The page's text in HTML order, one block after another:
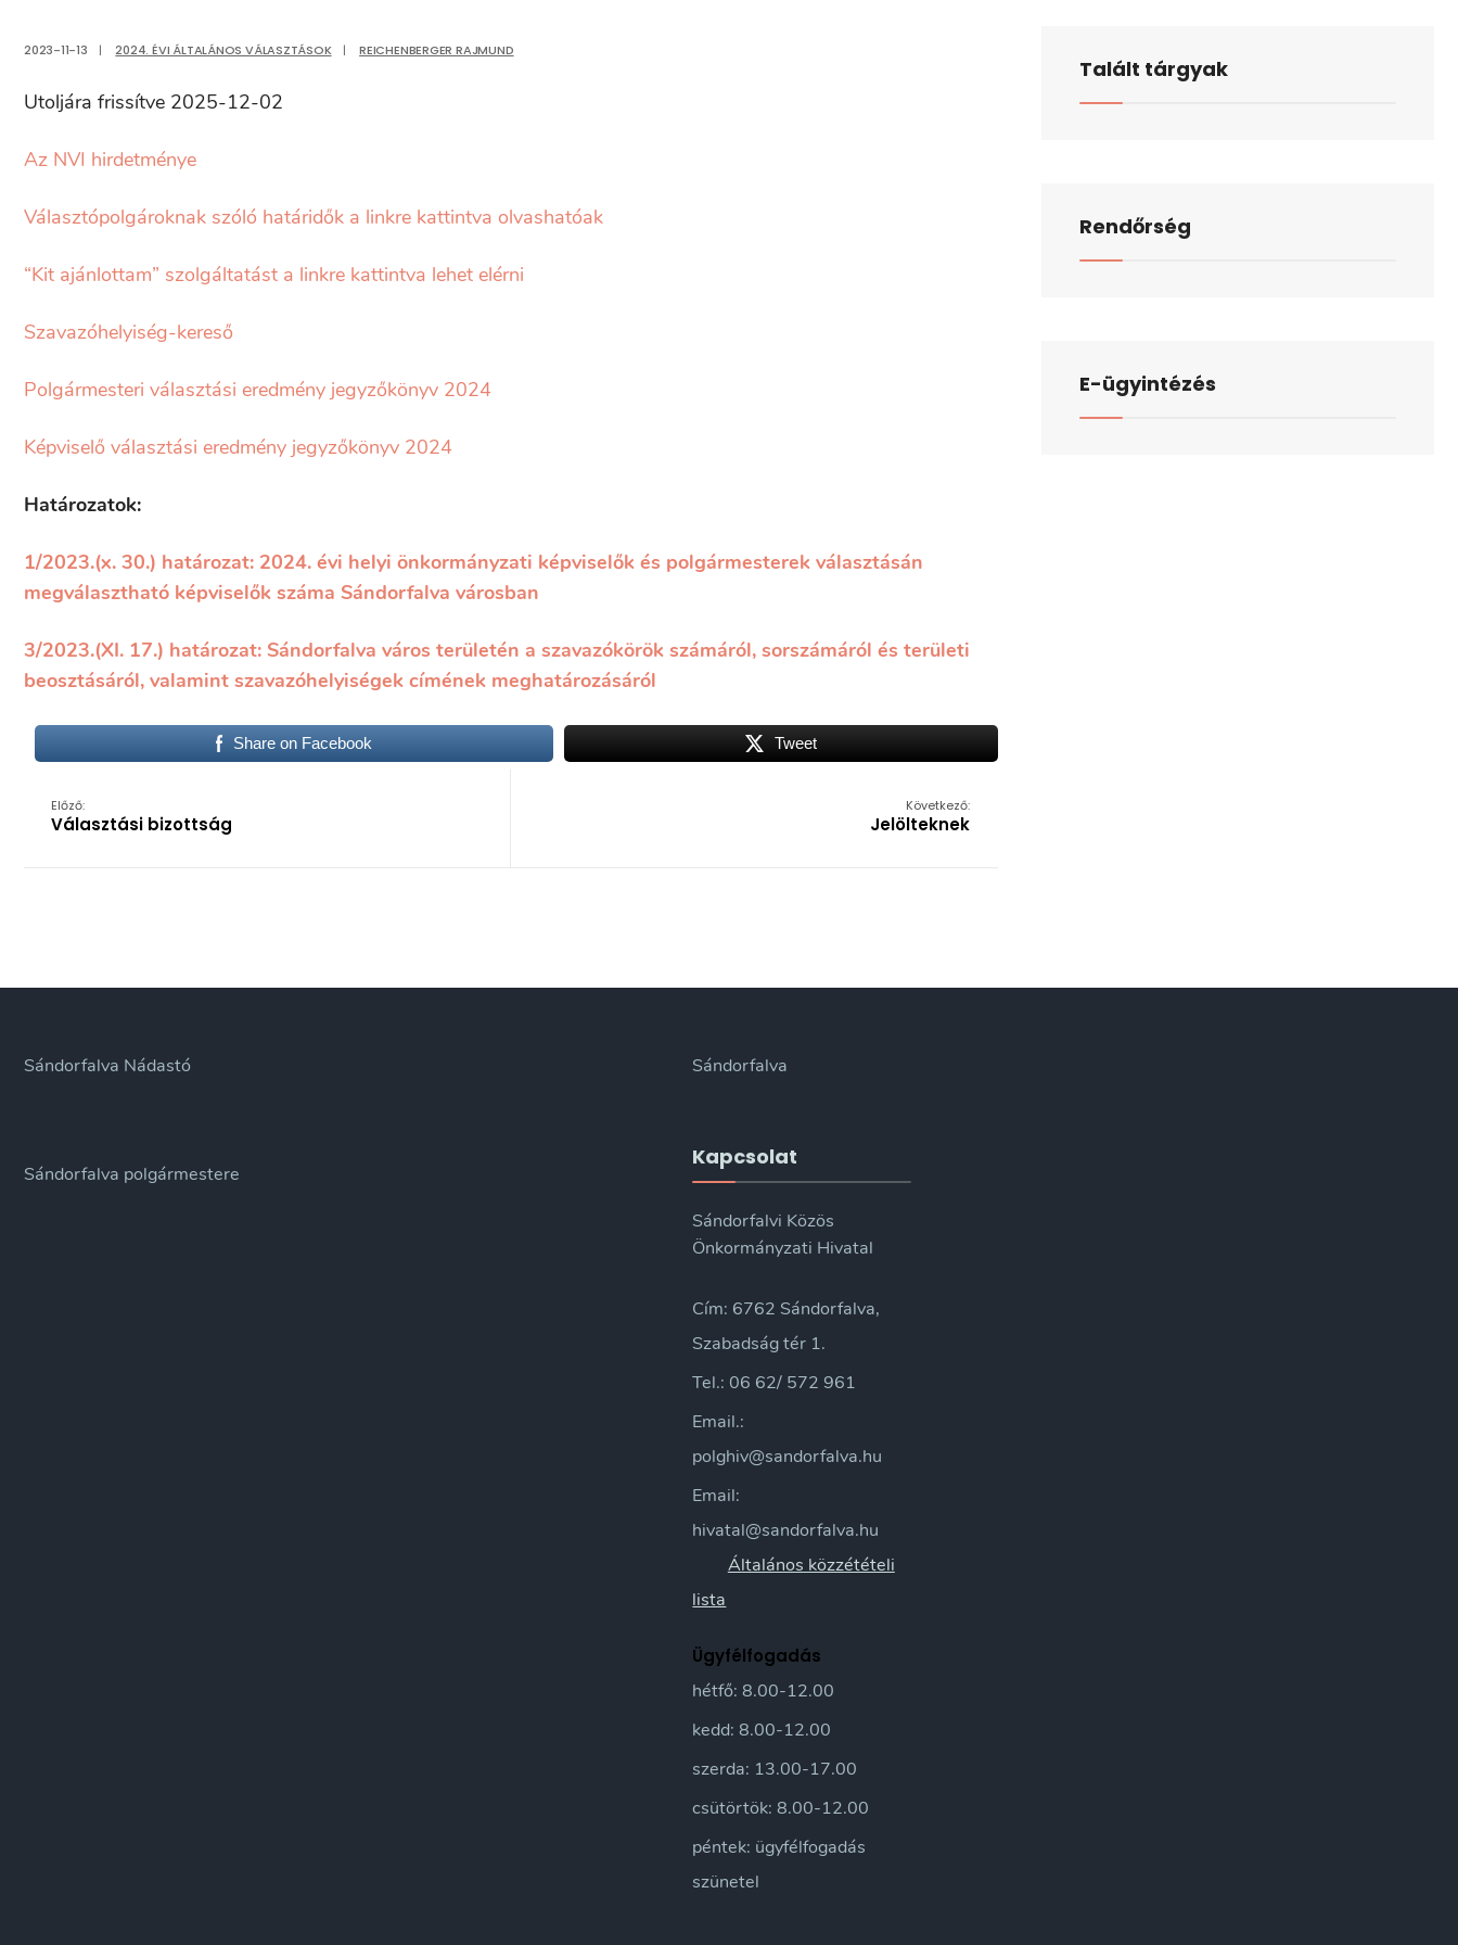
2023-11-13 | 2024. ÉVI ÁLTALÁNOS VÁLASZTÁSOK | REICHENBERGER RAJMUND
Utoljára frissítve 2025-12-02
Az NVI hirdetménye
Választópolgároknak szóló határidők a linkre kattintva olvashatóak
“Kit ajánlottam” szolgáltatást a linkre kattintva lehet elérni
Szavazóhelyiség-kereső
Polgármesteri választási eredmény jegyzőkönyv 2024
Képviselő választási eredmény jegyzőkönyv 2024
Határozatok:
1/2023.(x. 30.) határozat: 2024. évi helyi önkormányzati képviselők és polgármesterek választásán
megválasztható képviselők száma Sándorfalva városban
3/2023.(XI. 17.) határozat: Sándorfalva város területén a szavazókörök számáról, sorszámáról és területi
beosztásáról, valamint szavazóhelyiségek címének meghatározásáról
Share on Facebook Tweet
Előző:
Választási bizottság
Következő:
Jelölteknek
Talált tárgyak
Rendőrség
E-ügyintézés
Sándorfalva Nádastó
Sándorfalva polgármestere
Sándorfalva
Kapcsolat
Sándorfalvi Közös
Önkormányzati Hivatal
Cím: 6762 Sándorfalva,
Szabadság tér 1.
Tel.: 06 62/ 572 961
Email.:
polghiv@sandorfalva.hu
Email:
hivatal@sandorfalva.hu
Általános közzétételi
lista
Ügyfélfogadás
hétfő: 8.00-12.00
kedd: 8.00-12.00
szerda: 13.00-17.00
csütörtök: 8.00-12.00
péntek: ügyfélfogadás
szünetel